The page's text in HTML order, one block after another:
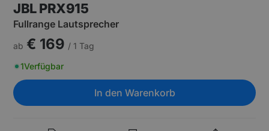
JBL PRX915
Fullrange Lautsprecher
ab € 169 / 1 Tag
1Verfügbar
In den Warenkorb